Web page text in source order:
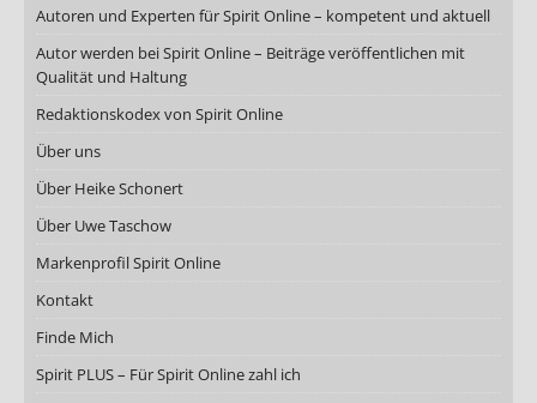
Autoren und Experten für Spirit Online – kompetent und aktuell
Autor werden bei Spirit Online – Beiträge veröffentlichen mit
Qualität und Haltung
Redaktionskodex von Spirit Online
Über uns
Über Heike Schonert
Über Uwe Taschow
Markenprofil Spirit Online
Kontakt
Finde Mich
Spirit PLUS – Für Spirit Online zahl ich